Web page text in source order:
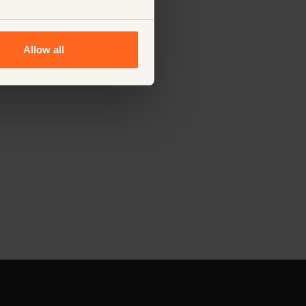
Allow all